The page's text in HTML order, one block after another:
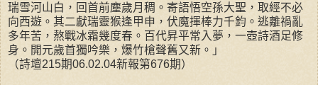
瑞雪河山白，回首前塵歲月稠。寄語悟空孫大聖，取經不必
向西遊。其二獻瑞靈猴逢甲申，伏魔揮棒力千鈞。逃離禍亂
多年苦，熬戰冰霜幾度春。百代昇平常入夢，一壺詩酒足修
身。開元歲首獨吟樂，爆竹槍聲舊又新。」
（詩壇215期06.02.04新報第676期）